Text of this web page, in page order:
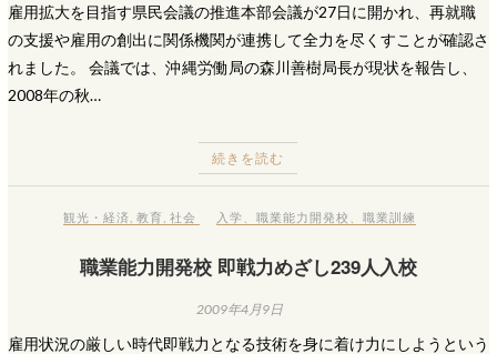
雇用拡大を目指す県民会議の推進本部会議が27日に開かれ、再就職
の支援や雇用の創出に関係機関が連携して全力を尽くすことが確認さ
れました。 会議では、沖縄労働局の森川善樹局長が現状を報告し、
2008年の秋…
続きを読む
観光・経済 ,教育 ,社会 入学 、職業能力開発校 、職業訓練
職業能力開発校 即戦力めざし239人入校
2009年4月9日
雇用状況の厳しい時代即戦力となる技術を身に着け力にしようという